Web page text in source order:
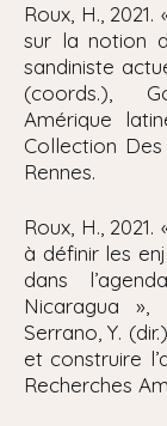
Roux, H.,
sur la notion
sandiniste
(coords.),
Amérique
Collection Des
Rennes.
Roux, H.,
à définir les
dans
Nicaragua
Serrano, Y.
et construire
Recherches